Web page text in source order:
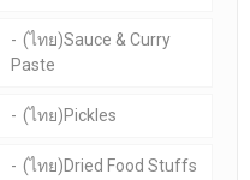
(ไทย)Sauce & Curry
Paste
(ไทย)Pickles
(ไทย)Dried Food Stuffs